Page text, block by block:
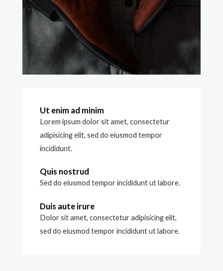
Ut enim ad minim
Lorem ipsum dolor sit amet, consectetur
adipisicing elit, sed do eiusmod tempor
incididunt.
Quis nostrud
Sed do eiusmod tempor incididunt ut labore.
Duis aute irure
Dolor sit amet, consectetur adipisicing elit,
sed do eiusmod tempor incididunt ut labore.